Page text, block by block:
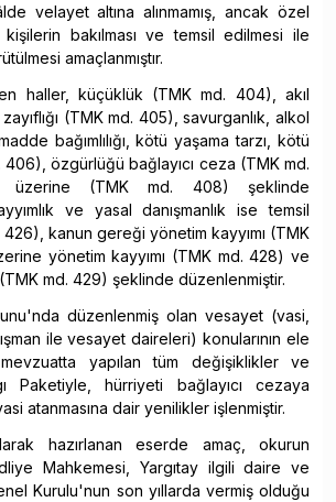
velayet altına alınmamış, ancak özel
bakılması ve temsil edilmesi ile
amaçlanmıştır.
haller, küçüklük (TMK md. 404), akıl
zayıflığı (TMK md. 405), savurganlık, alkol
bağımlılığı, kötü yaşama tarzı, kötü
özgürlüğü bağlayıcı ceza (TMK md.
(TMK md. 408) şeklinde
ve yasal danışmanlık ise temsil
426), kanun gereği yönetim kayyımı (TMK
yönetim kayyımı (TMK md. 428) ve
(TMK md. 429) şeklinde düzenlenmiştir.
düzenlenmiş olan vesayet (vasi,
ile vesayet daireleri) konularının ele
mevzuatta yapılan tüm değişiklikler ve
Paketiyle, hürriyeti bağlayıcı cezaya
atanmasına dair yenilikler işlenmiştir.
hazırlanan eserde amaç, okurun
Mahkemesi, Yargıtay ilgili daire ve
Kurulu'nun son yıllarda vermiş olduğu